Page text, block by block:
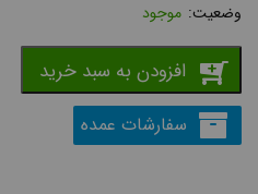
موجود
افزودن به سبد خرید
سفارشات عمده